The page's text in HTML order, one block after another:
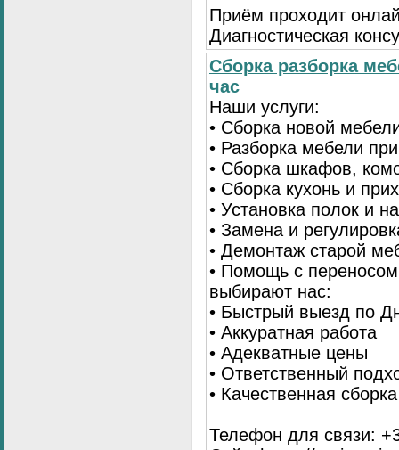
Приём проходит
Диагностическая
Сборка разборка
час
Наши услуги:
• Сборка новой
• Разборка мебели
• Сборка шкафов,
• Сборка кухонь и
• Установка полок и
• Замена и
• Демонтаж старой
• Помощь с
выбирают нас:
• Быстрый выезд по
• Аккуратная работа
• Адекватные цены
• Ответственный
• Качественная
Телефон для связи: